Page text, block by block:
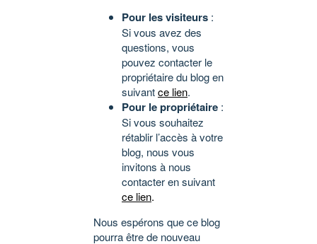
Pour les visiteurs :
Si vous avez des
questions, vous
pouvez contacter le
propriétaire du blog en
suivantce lien.
Pour le propriétaire :
Si vous souhaitez
rétablir l’accès à votre
blog, nous vous
invitons à nous
contacter en suivant
ce lien.
Nous espérons que ce blog
pourra être de nouveau